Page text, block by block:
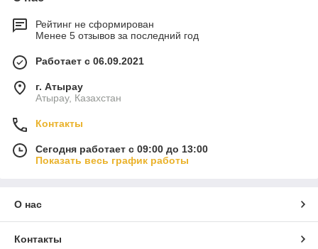
Рейтинг не сформирован
Менее 5 отзывов за последний год
Работает с 06.09.2021
г. Атырау
Атырау, Казахстан
Контакты
Сегодня работает с 09:00 до 13:00
Показать весь график работы
О нас
Контакты